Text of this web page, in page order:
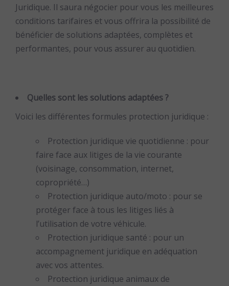
Juridique. Il saura négocier pour vous les meilleures
conditions tarifaires et vous offrira la possibilité de
bénéficier de solutions adaptées, complètes et
performantes, pour vous assurer au quotidien.
Quelles sont les solutions adaptées ?
Voici les différentes formules protection juridique :
Protection juridique vie quotidienne : pour
faire face aux litiges de la vie courante
(voisinage, consommation, internet,
copropriété…)
Protection juridique auto/moto : pour se
protéger face à tous les litiges liés à
l’utilisation de votre véhicule.
Protection juridique santé : pour un
accompagnement juridique en adéquation
avec vos attentes.
Protection juridique animaux de